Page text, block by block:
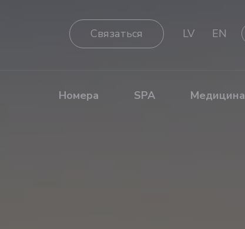
Cвязаться LV EN
Номера SPA Медицина